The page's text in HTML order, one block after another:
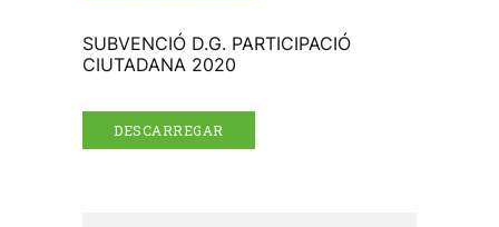
SUBVENCIÓ D.G. PARTICIPACIÓ
CIUTADANA 2020
DESCARREGAR